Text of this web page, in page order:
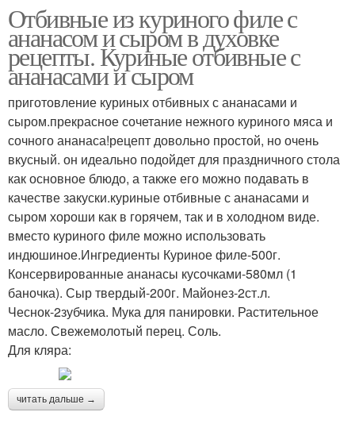
Отбивные из куриного филе с
ананасом и сыром в духовке
рецепты. Куриные отбивные с
ананасами и сыром
приготовление куриных отбивных с ананасами и
сыром.прекрасное сочетание нежного куриного мяса и
сочного ананаса!рецепт довольно простой, но очень
вкусный. он идеально подойдет для праздничного стола
как основное блюдо, а также его можно подавать в
качестве закуски.куриные отбивные с ананасами и
сыром хороши как в горячем, так и в холодном виде.
вместо куриного филе можно использовать
индюшиное.Ингредиенты Куриное филе-500г.
Консервированные ананасы кусочками-580мл (1
баночка). Сыр твердый-200г. Майонез-2ст.л.
Чеснок-2зубчика. Мука для панировки. Растительное
масло. Свежемолотый перец. Соль.
Для кляра:
читать дальше →